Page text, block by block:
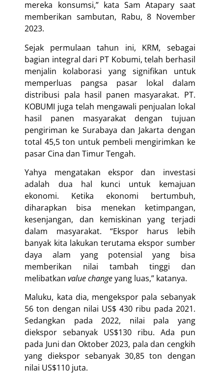
mereka konsumsi,” kata Sam Atapary saat
memberikan sambutan, Rabu, 8 November
2023.
Sejak permulaan tahun ini, KRM, sebagai
bagian integral dari PT Kobumi, telah berhasil
menjalin kolaborasi yang signifikan untuk
memperluas pangsa pasar lokal dalam
distribusi pala hasil panen masyarakat. PT.
KOBUMI juga telah mengawali penjualan lokal
hasil panen masyarakat dengan tujuan
pengiriman ke Surabaya dan Jakarta dengan
total 45,5 ton untuk pembeli mengirimkan ke
pasar Cina dan Timur Tengah.
Yahya mengatakan ekspor dan investasi
adalah dua hal kunci untuk kemajuan
ekonomi. Ketika ekonomi bertumbuh,
diharapkan bisa menekan ketimpangan,
kesenjangan, dan kemiskinan yang terjadi
dalam masyarakat. “Ekspor harus lebih
banyak kita lakukan terutama ekspor sumber
daya alam yang potensial yang bisa
memberikan nilai tambah tinggi dan
melibatkanvalue changeyang luas,” katanya.
Maluku, kata dia, mengekspor pala sebanyak
56 ton dengan nilai US$ 430 ribu pada 2021.
Sedangkan pada 2022, nilai pala yang
diekspor sebanyak US$130 ribu. Ada pun
pada Juni dan Oktober 2023, pala dan cengkih
yang diekspor sebanyak 30,85 ton dengan
nilai US$110 juta.